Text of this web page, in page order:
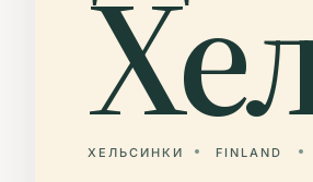
ХЕЛЬСИНКИ FINLAND